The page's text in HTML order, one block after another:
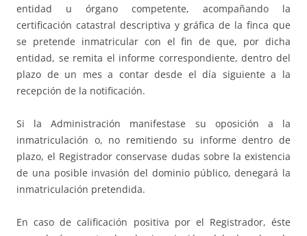
entidad u órgano competente, acompañando la
certificación catastral descriptiva y gráfica de la finca que
se pretende inmatricular con el fin de que, por dicha
entidad, se remita el informe correspondiente, dentro del
plazo de un mes a contar desde el día siguiente a la
recepción de la notificación.
Si la Administración manifestase su oposición a la
inmatriculación o, no remitiendo su informe dentro de
plazo, el Registrador conservase dudas sobre la existencia
de una posible invasión del dominio público, denegará la
inmatriculación pretendida.
En caso de calificación positiva por el Registrador, éste